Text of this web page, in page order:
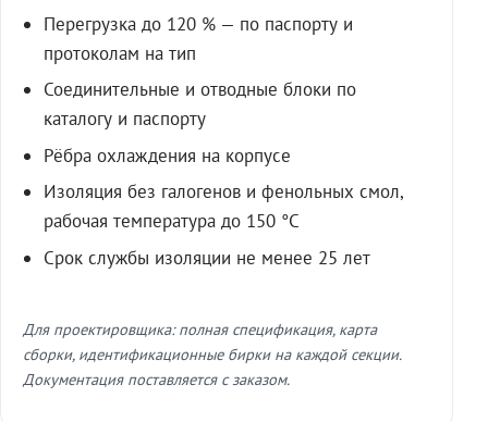
Перегрузка до 120 % — по паспорту и
протоколам на тип
Соединительные и отводные блоки по
каталогу и паспорту
Рёбра охлаждения на корпусе
Изоляция без галогенов и фенольных смол,
рабочая температура до 150 °C
Срок службы изоляции не менее 25 лет
Для проектировщика: полная спецификация, карта
сборки, идентификационные бирки на каждой секции.
Документация поставляется с заказом.